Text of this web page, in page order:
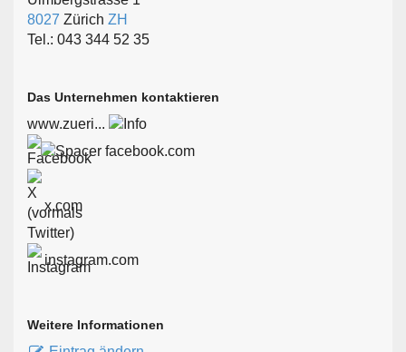
8027 Zürich ZH
Tel.: 043 344 52 35
Das Unternehmen kontaktieren
www.zueri...
facebook.com
x.com
instagram.com
Weitere Informationen